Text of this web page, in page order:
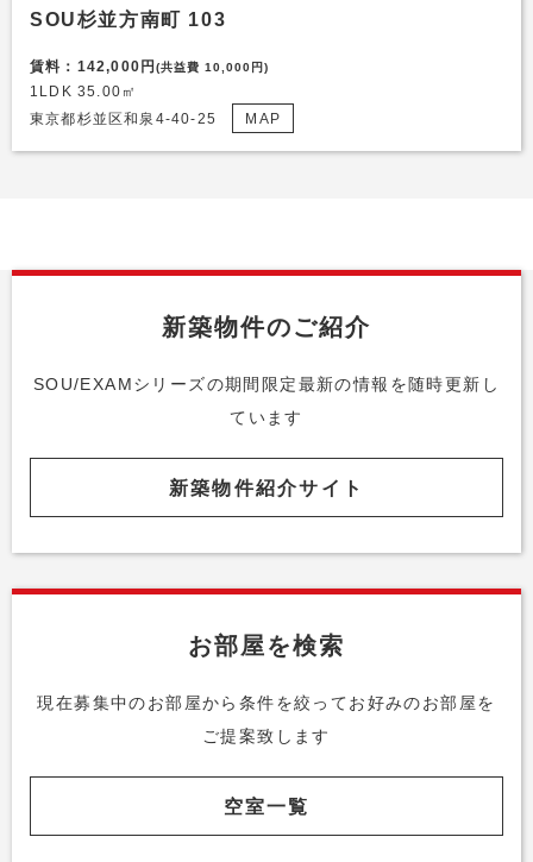
SOU杉並方南町 103
賃料：142,000円(共益費 10,000円)
1LDK 35.00㎡
東京都杉並区和泉4-40-25
MAP
新築物件のご紹介
SOU/EXAMシリーズの期間限定最新の情報を随時更新し
ています
新築物件紹介サイト
お部屋を検索
現在募集中のお部屋から条件を絞ってお好みのお部屋を
ご提案致します
空室一覧